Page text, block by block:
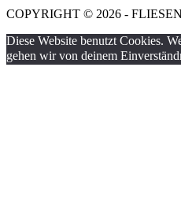
COPYRIGHT © 2026 -
Diese Website benutzt Cookies.
gehen wir von deinem